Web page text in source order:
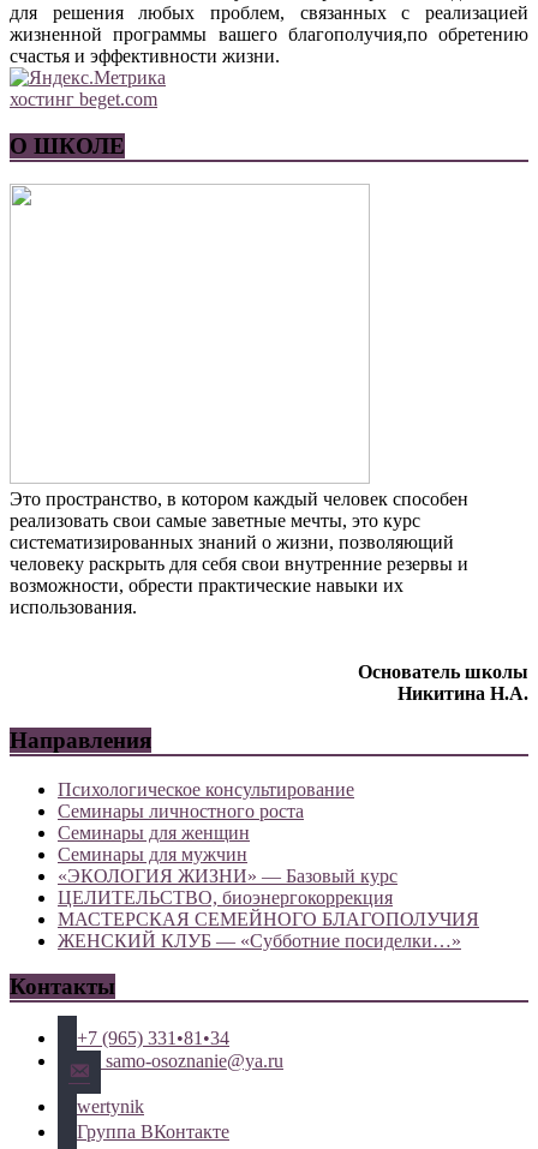
для решения любых проблем, связанных с реализацией
жизненной программы вашего благополучия,по обретению
счастья и эффективности жизни.
хостинг beget.com
О ШКОЛЕ
Это пространство, в котором каждый человек способен
реализовать свои самые заветные мечты, это курс
систематизированных знаний о жизни, позволяющий
человеку раскрыть для себя свои внутренние резервы и
возможности, обрести практические навыки их
использования.
Основатель школы
Никитина Н.А.
Направления
Психологическое консультирование
Семинары личностного роста
Семинары для женщин
Семинары для мужчин
«ЭКОЛОГИЯ ЖИЗНИ» — Базовый курс
ЦЕЛИТЕЛЬСТВО, биоэнергокоррекция
МАСТЕРСКАЯ СЕМЕЙНОГО БЛАГОПОЛУЧИЯ
ЖЕНСКИЙ КЛУБ — «Субботние посиделки…»
Контакты
+7 (965) 331•81•34
samo-osoznanie@ya.ru
wertynik
Группа ВКонтакте